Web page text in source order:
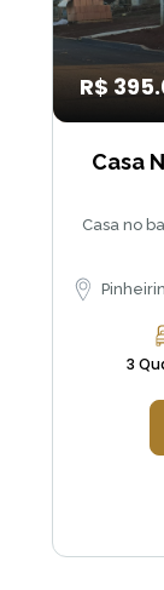
R$
Casa
Casa no
3